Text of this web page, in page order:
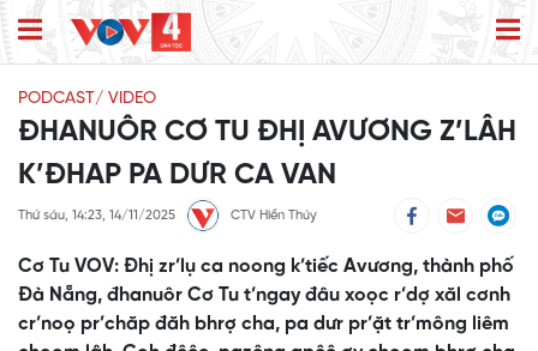
PODCAST/ VIDEO
ĐHANUÔR CƠ TU ĐHỊ AVƯƠNG Z’LÂH
K’ĐHAP PA DƯR CA VAN
Thứ sáu, 14:23, 14/11/2025 CTV Hiền Thúy
Cơ Tu VOV: Đhị zr’lụ ca noong k’tiếc Avương, thành phố
Đà Nẵng, đhanuôr Cơ Tu t’ngay đâu xoọc r’dợ xăl cơnh
cr’noọ pr’chăp đăh bhrợ cha, pa dưr pr’ặt tr’mông liêm